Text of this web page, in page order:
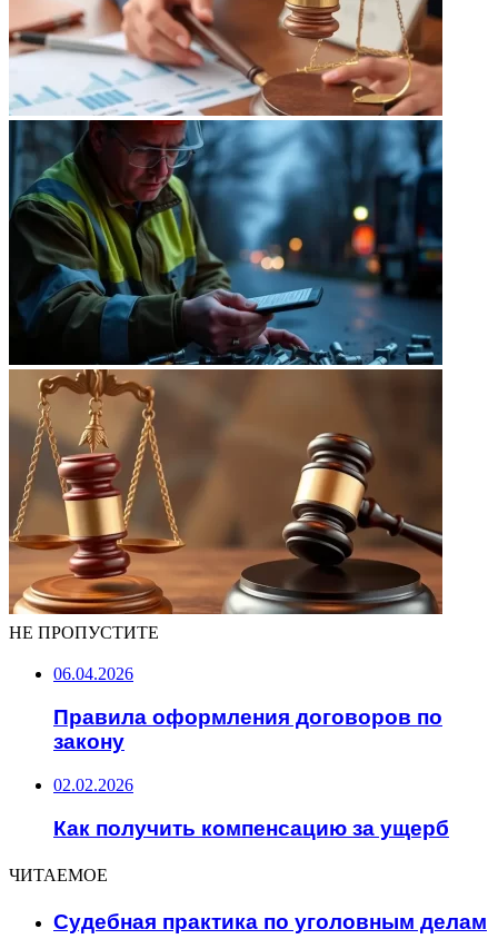
НЕ ПРОПУСТИТЕ
06.04.2026
Правила оформления договоров по
закону
02.02.2026
Как получить компенсацию за ущерб
ЧИТАЕМОЕ
Судебная практика по уголовным делам